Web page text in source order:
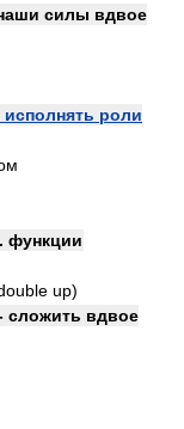
силы вдвое
роли
функции
up)
сложить вдвое